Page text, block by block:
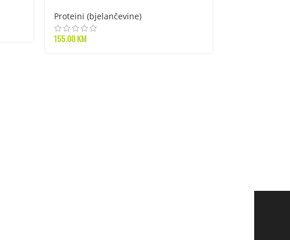
Proteini (bjelančevine)
155.00KM